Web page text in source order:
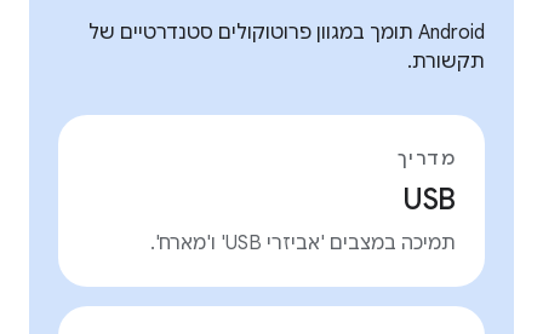
Android תומך במגוון פרוטוקולים סטנדרטיים של
תקשורת.
מדריך
USB
תמיכה במצבים 'אביזרי USB' ו'מארח'.